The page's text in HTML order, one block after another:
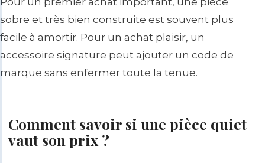
sobre et très bien construite est souvent plus
facile à amortir. Pour un achat plaisir, un
accessoire signature peut ajouter un code de
marque sans enfermer toute la tenue.
Comment savoir si une pièce quiet
vaut son prix ?